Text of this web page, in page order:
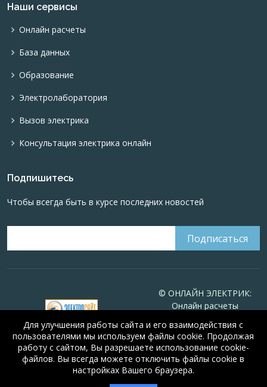
Наши сервисы
Онлайн расчеты
База данных
Образование
Электролаборатория
Вызов электрика
Консультация электрика онлайн
Подпишитесь
Чтобы всегда быть в курсе последних новостей
© ОНЛАЙН ЭЛЕКТРИК:
Онлайн расчеты
Online-electric.ru, 2008-
2026
© А.Н. Алюнов, 2008-2026
Свидетельство №16066
Для улучшения работы сайта и его взаимодействия с
пользователями мы используем файлы cookie. Продолжая
работу с сайтом, Вы разрешаете использование cookie-
файлов. Вы всегда можете отключить файлы cookie в
настройках Вашего браузера.